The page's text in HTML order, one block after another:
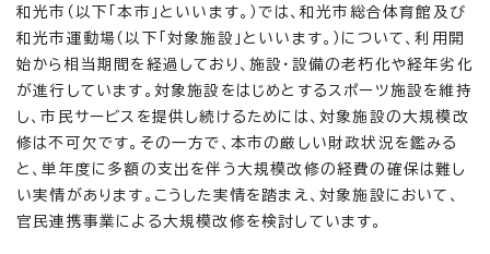
和光市（以下「本市」といいます。）では、和光市総合体育館及び
和光市運動場（以下「対象施設」といいます。）について、利用開
始から相当期間を経過しており、施設・設備の老朽化や経年劣化
が進行しています。対象施設をはじめとするスポーツ施設を維持
し、市民サービスを提供し続けるためには、対象施設の大規模改
修は不可欠です。その一方で、本市の厳しい財政状況を鑑みる
と、単年度に多額の支出を伴う大規模改修の経費の確保は難し
い実情があります。こうした実情を踏まえ、対象施設において、
官民連携事業による大規模改修を検討しています。